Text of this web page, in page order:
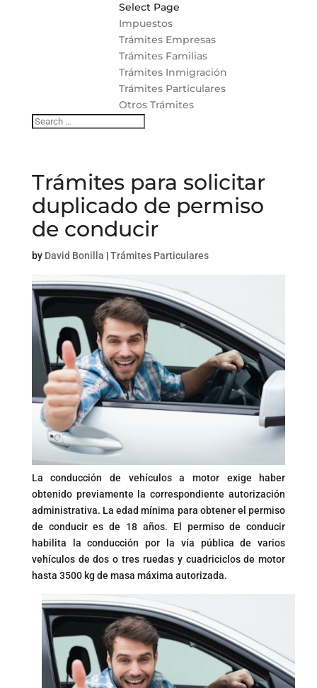
Select Page
Impuestos
Trámites Empresas
Trámites Familias
Trámites Inmigración
Trámites Particulares
Otros Trámites
Trámites para solicitar
duplicado de permiso
de conducir
by David Bonilla |Trámites Particulares
La conducción de vehículos a motor exige haber
obtenido previamente la correspondiente autorización
administrativa. La edad mínima para obtener el permiso
de conducir es de 18 años. El permiso de conducir
habilita la conducción por la vía pública de varios
vehículos de dos o tres ruedas y cuadriciclos de motor
hasta 3500 kg de masa máxima autorizada.